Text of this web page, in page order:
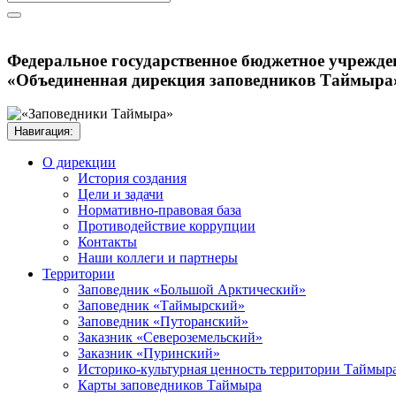
Федеральное государственное бюджетное
«Объединенная дирекция заповедников
Навигация:
О дирекции
История создания
Цели и задачи
Нормативно-правовая база
Противодействие коррупции
Контакты
Наши коллеги и партнеры
Территории
Заповедник «Большой Арктический»
Заповедник «Таймырский»
Заповедник «Путоранский»
Заказник «Североземельский»
Заказник «Пуринский»
Историко-культурная ценность территории
Карты заповедников Таймыра